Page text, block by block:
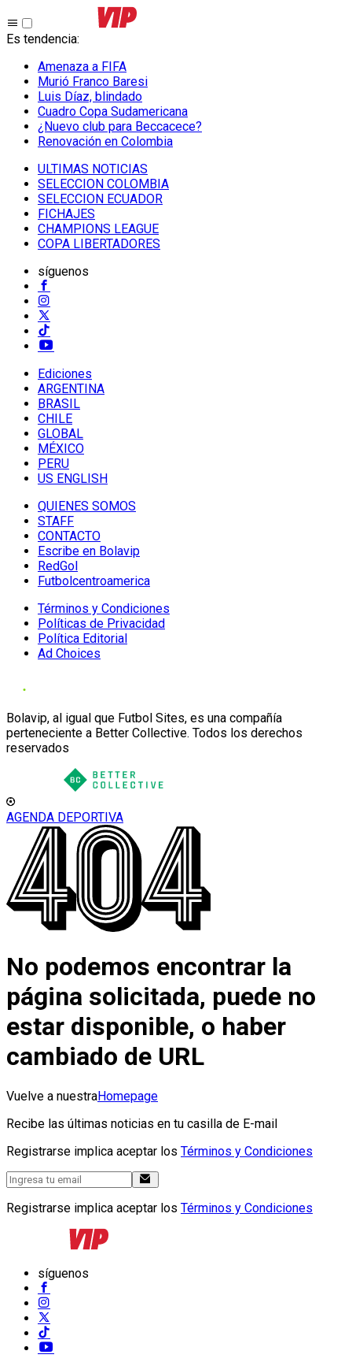
Es tendencia:
Amenaza a FIFA
Murió Franco Baresi
Luis Díaz, blindado
Cuadro Copa Sudamericana
¿Nuevo club para Beccacece?
Renovación en Colombia
ULTIMAS NOTICIAS
SELECCION COLOMBIA
SELECCION ECUADOR
FICHAJES
CHAMPIONS LEAGUE
COPA LIBERTADORES
síguenos
Ediciones
ARGENTINA
BRASIL
CHILE
GLOBAL
MÉXICO
PERU
US ENGLISH
QUIENES SOMOS
STAFF
CONTACTO
Escribe en Bolavip
RedGol
Futbolcentroamerica
Términos y Condiciones
Políticas de Privacidad
Política Editorial
Ad Choices
Bolavip, al igual que Futbol Sites, es una compañía
perteneciente a Better Collective. Todos los derechos
reservados
AGENDA DEPORTIVA
No podemos encontrar la
página solicitada, puede no
estar disponible, o haber
cambiado de URL
Vuelve a nuestraHomepage
Recibe las últimas noticias en tu casilla de E-mail
Registrarse implica aceptar los Términos y Condiciones
Registrarse implica aceptar los Términos y Condiciones
síguenos